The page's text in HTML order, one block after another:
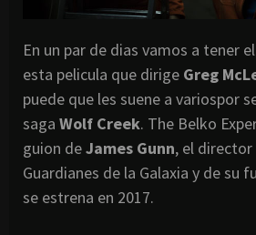
En un par de dias vamos a tener
esta pelicula que dirige Greg
puede que les suene a variospor
saga Wolf Creek. The Belko
guion deJames Gunn, el
Guardianes de la Galaxia y de su
se estrena en 2017.